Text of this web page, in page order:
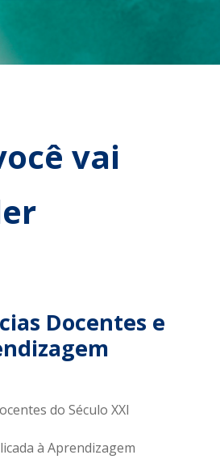
vai
Docentes e
do Século XXI
à Aprendizagem